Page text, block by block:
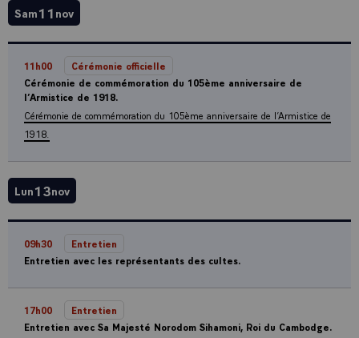
Sam11 nov
11h00
Cérémonie officielle
Cérémonie de commémoration du 105ème anniversaire de
l’Armistice de 1918.
Cérémonie de commémoration du 105ème anniversaire de l’Armistice de
1918.
Lun13nov
09h30
Entretien
Entretien avec les représentants des cultes.
17h00
Entretien
Entretien avec Sa Majesté Norodom Sihamoni, Roi du Cambodge.